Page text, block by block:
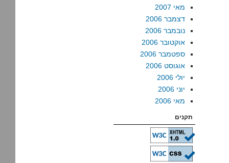
מאי 2007
דצמבר 2006
נובמבר 2006
אוקטובר 2006
ספטמבר 2006
אוגוסט 2006
יולי 2006
יוני 2006
מאי 2006
תקנים